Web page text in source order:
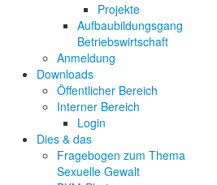
Projekte
Aufbaubildungsgang
Betriebswirtschaft
Anmeldung
Downloads
Öffentlicher Bereich
Interner Bereich
Login
Dies & das
Fragebogen zum Thema
Sexuelle Gewalt